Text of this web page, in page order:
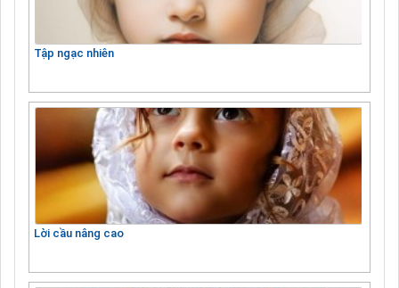
Tập ngạc nhiên
Lời cầu nâng cao